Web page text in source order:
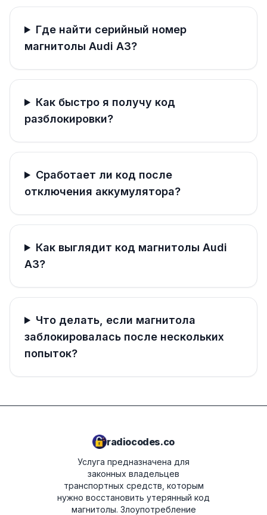
Где найти серийный номер
магнитолы Audi A3?
Как быстро я получу код
разблокировки?
Сработает ли код после
отключения аккумулятора?
Как выглядит код магнитолы Audi
A3?
Что делать, если магнитола
заблокировалась после нескольких
попыток?
radiocodes.co
Услуга предназначена для
законных владельцев
транспортных средств, которым
нужно восстановить утерянный код
магнитолы. Злоупотребление